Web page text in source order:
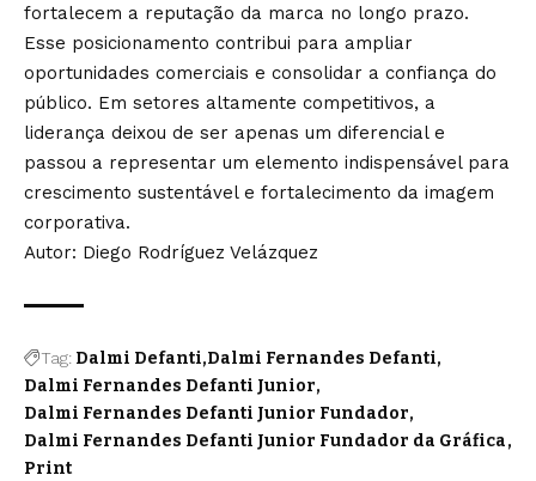
fortalecem a reputação da marca no longo prazo.
Esse posicionamento contribui para ampliar
oportunidades comerciais e consolidar a confiança do
público. Em setores altamente competitivos, a
liderança deixou de ser apenas um diferencial e
passou a representar um elemento indispensável para
crescimento sustentável e fortalecimento da imagem
corporativa.
Autor: Diego Rodríguez Velázquez
Tag: Dalmi Defanti Dalmi Fernandes Defanti
Dalmi Fernandes Defanti Junior
Dalmi Fernandes Defanti Junior Fundador
Dalmi Fernandes Defanti Junior Fundador da Gráfica
Print